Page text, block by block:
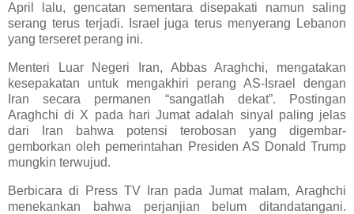
April lalu, gencatan sementara disepakati namun saling
serang terus terjadi. Israel juga terus menyerang Lebanon
yang terseret perang ini.
Menteri Luar Negeri Iran, Abbas Araghchi, mengatakan
kesepakatan untuk mengakhiri perang AS-Israel dengan
Iran secara permanen “sangatlah dekat”. Postingan
Araghchi di X pada hari Jumat adalah sinyal paling jelas
dari Iran bahwa potensi terobosan yang digembar-
gemborkan oleh pemerintahan Presiden AS Donald Trump
mungkin terwujud.
Berbicara di Press TV Iran pada Jumat malam, Araghchi
menekankan bahwa perjanjian belum ditandatangani.